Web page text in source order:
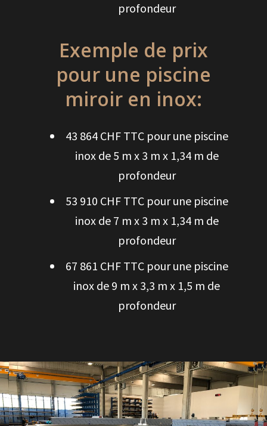
profondeur
Exemple de prix
pour une piscine
miroir en inox:
43 864 CHF TTC pour une piscine
inox de 5 m x 3 m x 1,34 m de
profondeur
53 910 CHF TTC pour une piscine
inox de 7 m x 3 m x 1,34 m de
profondeur
67 861 CHF TTC pour une piscine
inox de 9 m x 3,3 m x 1,5 m de
profondeur